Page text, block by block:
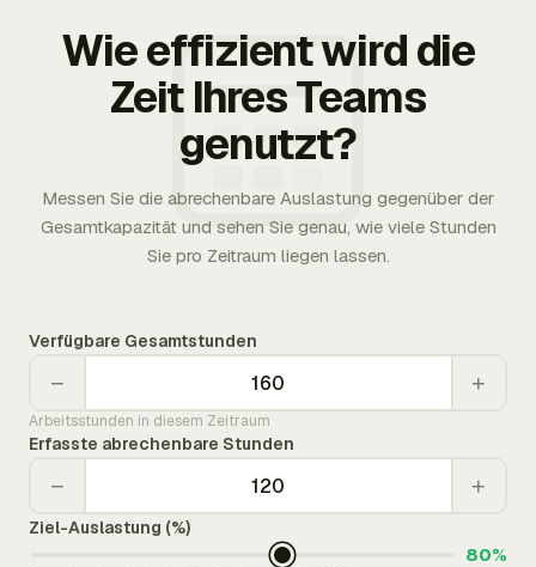
Wie effizient wird die
Zeit Ihres Teams
genutzt?
Messen Sie die abrechenbare Auslastung gegenüber der
Gesamtkapazität und sehen Sie genau, wie viele Stunden
Sie pro Zeitraum liegen lassen.
Verfügbare Gesamtstunden
− +
Arbeitsstunden in diesem Zeitraum
Erfasste abrechenbare Stunden
− +
Ziel-Auslastung (%)
80%